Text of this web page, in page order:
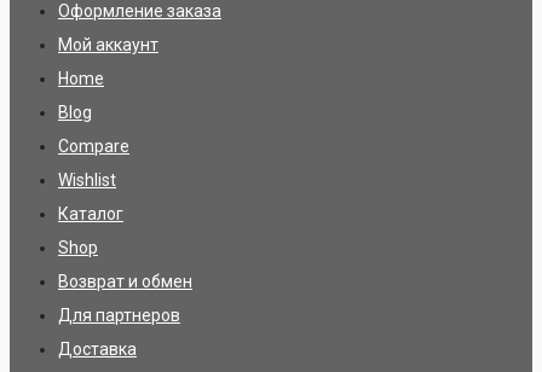
Оформление заказа
Мой аккаунт
Home
Blog
Compare
Wishlist
Каталог
Shop
Возврат и обмен
Для партнеров
Доставка